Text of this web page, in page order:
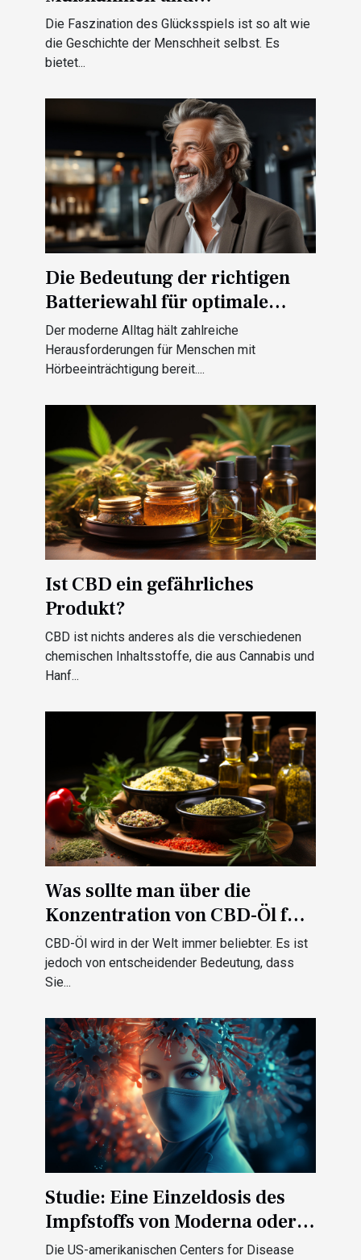
Unterstützung in Österreich
Die Faszination des Glücksspiels ist so alt wie
die Geschichte der Menschheit selbst. Es
bietet...
Die Bedeutung der richtigen
Batteriewahl für optimale
Hörgerätefunktion
Der moderne Alltag hält zahlreiche
Herausforderungen für Menschen mit
Hörbeeinträchtigung bereit....
Ist CBD ein gefährliches
Produkt?
CBD ist nichts anderes als die verschiedenen
chemischen Inhaltsstoffe, die aus Cannabis und
Hanf...
Was sollte man über die
Konzentration von CBD-Öl für
den richtigen Gebrauch
wissen?
CBD-Öl wird in der Welt immer beliebter. Es ist
jedoch von entscheidender Bedeutung, dass
Sie...
Studie: Eine Einzeldosis des
Impfstoffs von Moderna oder
Pfizer ist zu 80 % wirksam
Die US-amerikanischen Centers for Disease